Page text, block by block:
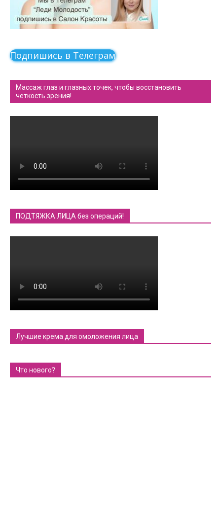
Подпишись в Телеграм
Массаж глаз и глазных точек, чтобы восстановить
четкость зрения!
ПОДТЯЖКА ЛИЦА без операций!
Лучшие крема для омоложения лица
Что нового?